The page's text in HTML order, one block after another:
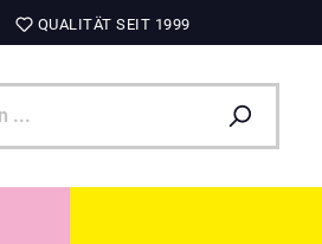
QUALITÄT SEIT 1999